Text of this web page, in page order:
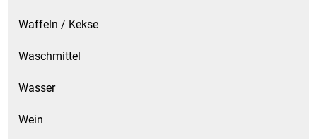
Waffeln / Kekse
Waschmittel
Wasser
Wein